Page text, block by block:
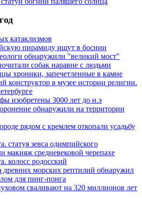
катаклизмов
пирамиду ищут в боснии
обнаружили "великий мост"
собак наравне с людьми
хроники, запечетленные в камне
конструктор в музее истории религии.
изобретены 3000 лет до н.э
обнаружили на территории
рядом с кремлем откопали усадьбу
статуя зевса одимпийского
макияж средневековой черепахе
колосс родосский
древних морских рептилий обнаружил
для пинг-понга
сваливают на 320 миллионов лет